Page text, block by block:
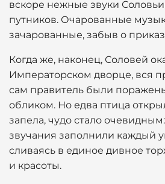
вскоре нежные звуки
путников. Очарованные
зачарованные, забыв о
Когда же, наконец, Соловей
Императорском дворце, вся
сам правитель были
обликом. Но едва птица
запела, чудо стало
звучания заполнили каждый
сливаясь в единое дивное
и красоты.